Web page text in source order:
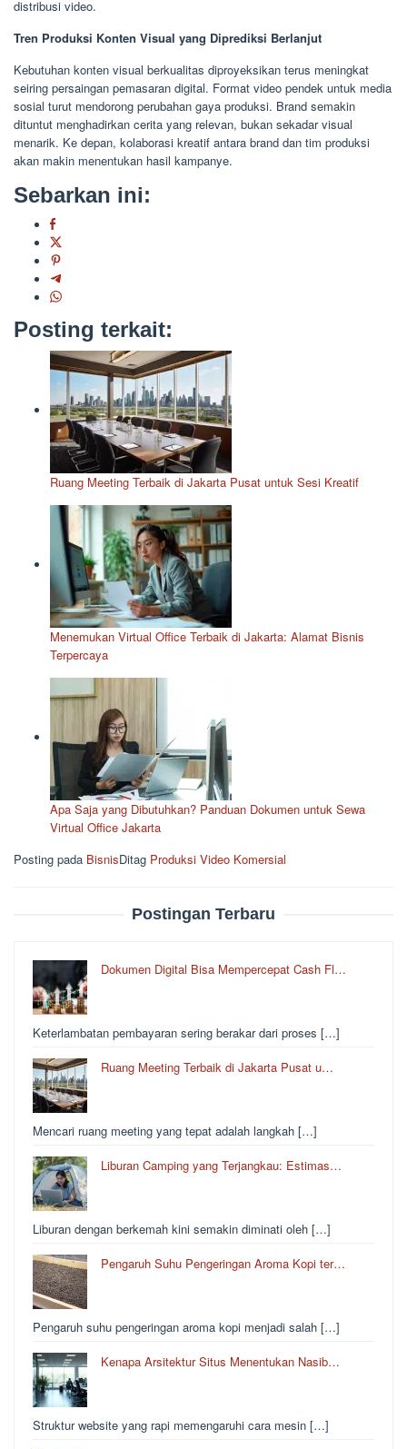
distribusi video.
Tren Produksi Konten Visual yang Diprediksi Berlanjut
Kebutuhan konten visual berkualitas diproyeksikan terus meningkat
seiring persaingan pemasaran digital. Format video pendek untuk media
sosial turut mendorong perubahan gaya produksi. Brand semakin
dituntut menghadirkan cerita yang relevan, bukan sekadar visual
menarik. Ke depan, kolaborasi kreatif antara brand dan tim produksi
akan makin menentukan hasil kampanye.
Sebarkan ini:
Posting terkait:
Ruang Meeting Terbaik di Jakarta Pusat untuk Sesi Kreatif
Menemukan Virtual Office Terbaik di Jakarta: Alamat Bisnis
Terpercaya
Apa Saja yang Dibutuhkan? Panduan Dokumen untuk Sewa
Virtual Office Jakarta
Posting pada BisnisDitag Produksi Video Komersial
Postingan Terbaru
Dokumen Digital Bisa Mempercepat Cash Fl…
Keterlambatan pembayaran sering berakar dari proses […]
Ruang Meeting Terbaik di Jakarta Pusat u…
Mencari ruang meeting yang tepat adalah langkah […]
Liburan Camping yang Terjangkau: Estimas…
Liburan dengan berkemah kini semakin diminati oleh […]
Pengaruh Suhu Pengeringan Aroma Kopi ter…
Pengaruh suhu pengeringan aroma kopi menjadi salah […]
Kenapa Arsitektur Situs Menentukan Nasib…
Struktur website yang rapi memengaruhi cara mesin […]